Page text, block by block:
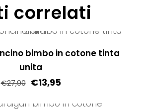
pagina
correlati
bimbo in cotone tinta
unita
€27,90 €13,95